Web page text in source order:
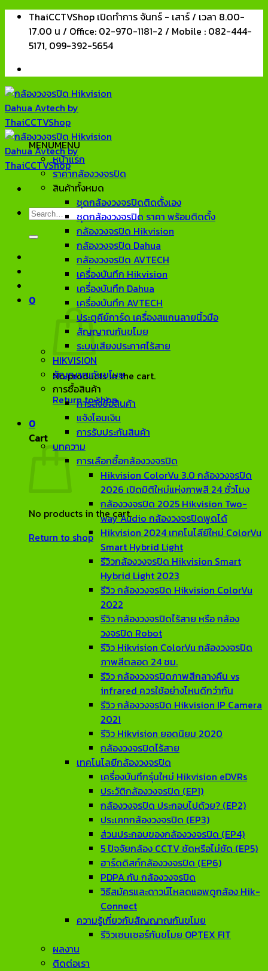
Skip
content
ThaiCCTVShop เปิดทำการ จันทร์ - เสาร์ / เวลา 8.00-
17.00 น / Office: 02-970-1181-2 / Mobile : 082-444-
5171, 099-392-5654
Search
0
No products in the cart.
Return to shop
0
Cart
No products in the cart.
Return to shop
MENUMENU
หน้าแรก
ราคากล้องวงจรปิด
สินค้าทั้งหมด
ชุดกล้องวงจรปิดติดตั้งเอง
ชุดกล้องวงจรปิด ราคา พร้อมติดตั้ง
กล้องวงจรปิด Hikvision
กล้องวงจรปิด Dahua
กล้องวงจรปิด AVTECH
เครื่องบันทึก Hikvision
เครื่องบันทึก Dahua
เครื่องบันทึก AVTECH
ประตูคีย์การ์ด เครื่องสแกนลายนิ้วมือ
สัญญาณกันขโมย
ระบบเสียงประกาศไร้สาย
HIKVISION
สัญญาณกันขโมย
การซื้อสินค้า
การสั่งซื้อสินค้า
แจ้งโอนเงิน
การรับประกันสินค้า
บทความ
การเลือกซื้อกล้องวงจรปิด
Hikvision ColorVu 3.0 กล้องวงจรปิด
2026 เปิดมิติใหม่แห่งภาพสี 24 ชั่วโมง
กล้องวงจรปิด 2025 Hikvision Two-
way Audio กล้องวงจรปิดพูดได้
Hikvision 2024 เทคโนโลียีใหม่ ColorVu
Smart Hybrid Light
รีวิวกล้องวงจรปิด Hikvision Smart
Hybrid Light 2023
รีวิว กล้องวงจรปิด Hikvision ColorVu
2022
รีวิว กล้องวงจรปิดไร้สาย หรือ กล้อง
วงจรปิด Robot
รีวิว Hikvision ColorVu กล้องวงจรปิด
ภาพสีตลอด 24 ชม.
รีวิว กล้องวงจรปิดภาพสีกลางคืน vs
infrared ควรใช้อย่างไหนดีกว่ากัน
รีวิว กล้องวงจรปิด Hikvision IP Camera
2021
รีวิว Hikvision ยอดนิยม 2020
กล้องวงจรปิดไร้สาย
เทคโนโลยีกล้องวงจรปิด
เครื่องบันทึกรุ่นใหม่ Hikvision eDVRs
ประวัติกล้องวงจรปิด (EP1)
กล้องวงจรปิด ประกอบไปด้วย? (EP2)
ประเภทกล้องวงจรปิด (EP3)
ส่วนประกอบของกล้องวงจรปิด (EP4)
5 ปัจจัยกล้อง CCTV ชัดหรือไม่ชัด (EP5)
ฮาร์ดดิสก์กล้องวงจรปิด (EP6)
PDPA กับ กล้องวงจรปิด
วิธีสมัครและดาวน์โหลดแอพดูกล้อง Hik-
Connect
ความรู้เกี่ยวกับสัญญาณกันขโมย
รีวิวเซนเซอร์กันขโมย OPTEX FIT
ผลงาน
ติดต่อเรา